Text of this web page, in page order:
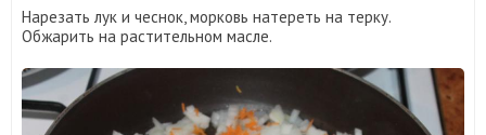
Нарезать лук и чеснок, морковь натереть на терку.
Обжарить на растительном масле.